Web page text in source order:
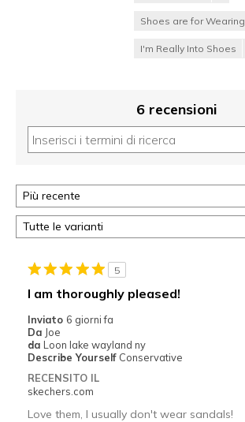
Shoes are for Wearing
I'm Really Into Shoes
6 recensioni
5
I am thoroughly pleased!
Inviato 6 giorni fa
Da Joe
da Loon lake wayland ny
Describe Yourself Conservative
RECENSITO IL
skechers.com
Love them, I usually don't wear sandals!